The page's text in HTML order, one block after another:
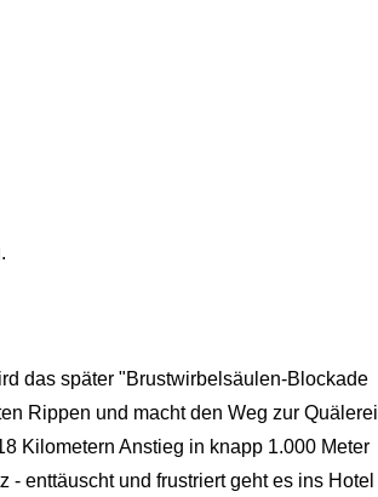
das später "Brustwirbelsäulen-Blockade
Rippen und macht den Weg zur Quälerei
Kilometern Anstieg in knapp 1.000 Meter
enttäuscht und frustriert geht es ins Hotel